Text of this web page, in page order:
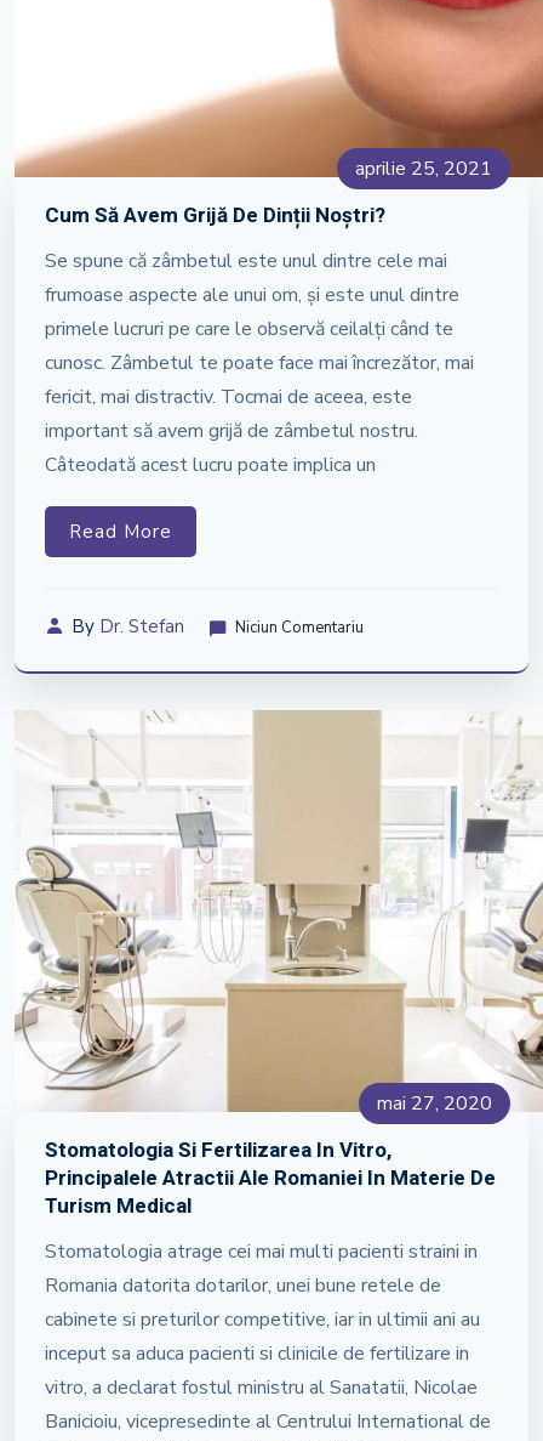
aprilie 25, 2021
Cum Să Avem Grijă De Dinții Noștri?
Se spune că zâmbetul este unul dintre cele mai
frumoase aspecte ale unui om, și este unul dintre
primele lucruri pe care le observă ceilalți când te
cunosc. Zâmbetul te poate face mai încrezător, mai
fericit, mai distractiv. Tocmai de aceea, este
important să avem grijă de zâmbetul nostru.
Câteodată acest lucru poate implica un
Read More
By Dr. Stefan Niciun Comentariu
mai 27, 2020
Stomatologia Si Fertilizarea In Vitro,
Principalele Atractii Ale Romaniei In Materie De
Turism Medical
Stomatologia atrage cei mai multi pacienti straini in
Romania datorita dotarilor, unei bune retele de
cabinete si preturilor competitive, iar in ultimii ani au
inceput sa aduca pacienti si clinicile de fertilizare in
vitro, a declarat fostul ministru al Sanatatii, Nicolae
Banicioiu, vicepresedinte al Centrului International de